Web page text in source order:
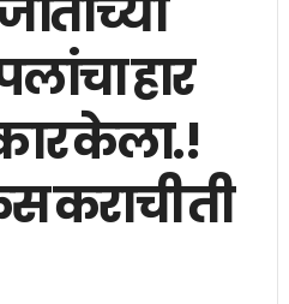
हार
केला.!
कराची ती